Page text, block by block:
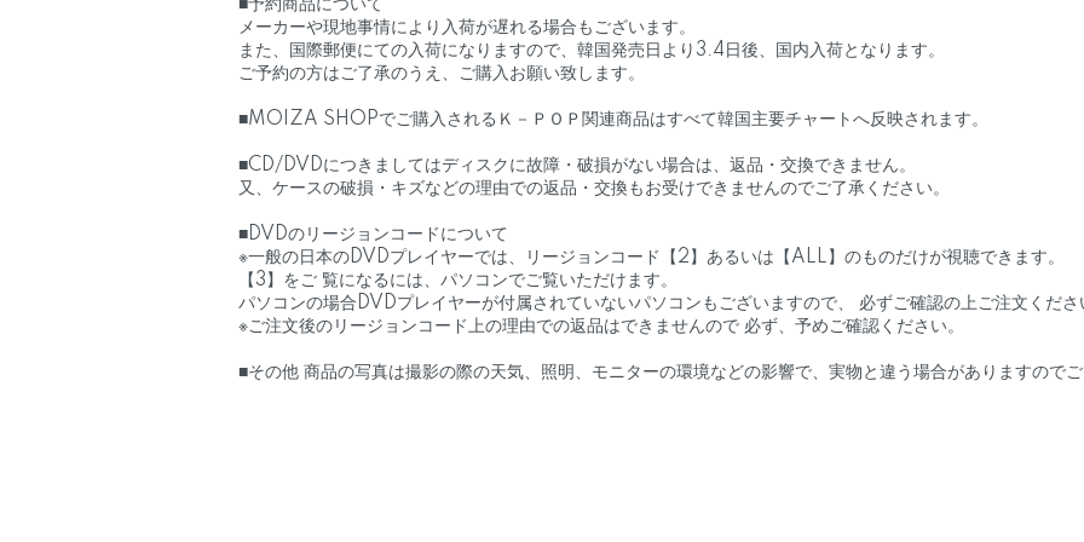
■予約商品について
メーカーや現地事情により入荷が遅れる場合もございます。
また、国際郵便にての入荷になりますので、韓国発売日より3.4日後、国内入荷となります。
ご予約の方はご了承のうえ、ご購入お願い致します。
■MOIZA SHOPでご購入されるＫ－ＰＯＰ関連商品はすべて韓国主要チャートへ反映されます。
■CD/DVDにつきましてはディスクに故障・破損がない場合は、返品・交換できません。
又、ケースの破損・キズなどの理由での返品・交換もお受けできませんのでご了承ください。
■DVDのリージョンコードについて
※一般の日本のDVDプレイヤーでは、リージョンコード【2】あるいは【ALL】のものだけが視聴できます。
【3】をご 覧になるには、パソコンでご覧いただけます。
パソコンの場合DVDプレイヤーが付属されていないパソコンもございますので、 必ずご確認の上ご注文くださ
※ご注文後のリージョンコード上の理由での返品はできませんので 必ず、予めご確認ください。
■その他 商品の写真は撮影の際の天気、照明、モニターの環境などの影響で、実物と違う場合がありますのでご